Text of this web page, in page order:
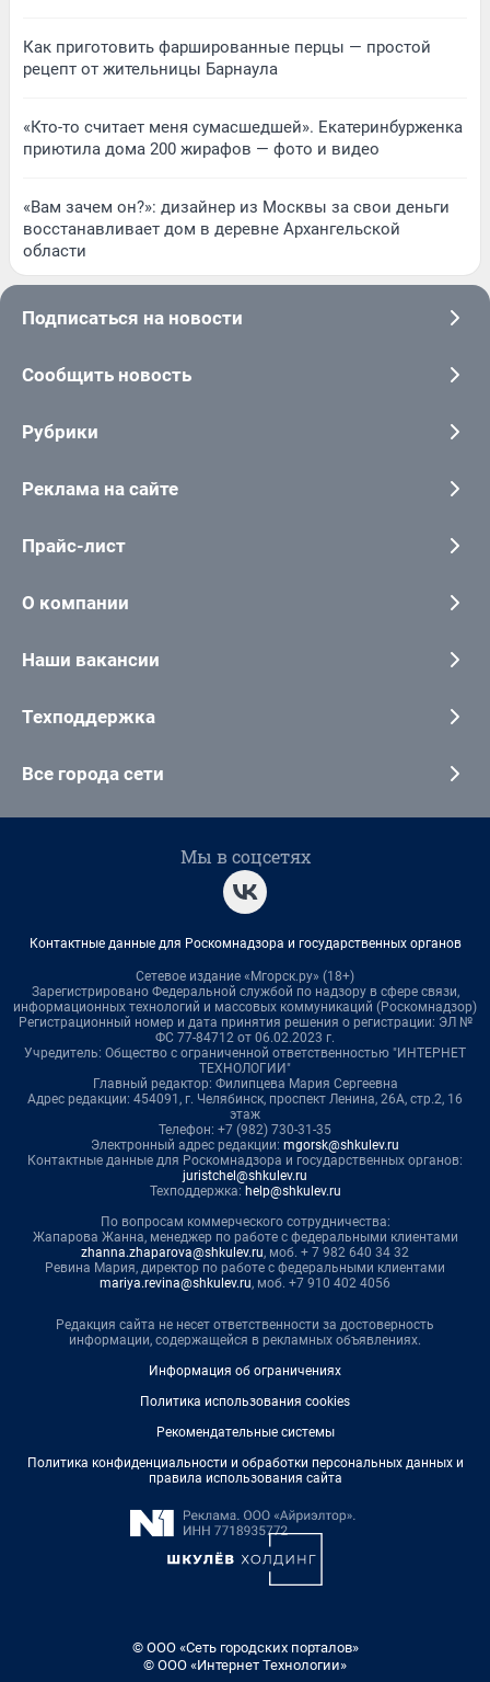
Как приготовить фаршированные перцы — простой
рецепт от жительницы Барнаула
«Кто-то считает меня сумасшедшей». Екатеринбурженка
приютила дома 200 жирафов — фото и видео
«Вам зачем он?»: дизайнер из Москвы за свои деньги
восстанавливает дом в деревне Архангельской
области
Подписаться на новости
Сообщить новость
Рубрики
Реклама на сайте
Прайс-лист
О компании
Наши вакансии
Техподдержка
Все города сети
Мы в соцсетях
Контактные данные для Роскомнадзора и государственных органов
Сетевое издание «Мгорск.ру» (18+)
Зарегистрировано Федеральной службой по надзору в сфере связи,
информационных технологий и массовых коммуникаций (Роскомнадзор)
Регистрационный номер и дата принятия решения о регистрации: ЭЛ №
ФС 77-84712 от 06.02.2023 г.
Учредитель: Общество с ограниченной ответственностью "ИНТЕРНЕТ
ТЕХНОЛОГИИ"
Главный редактор: Филипцева Мария Сергеевна
Адрес редакции: 454091, г. Челябинск, проспект Ленина, 26А, стр.2, 16
этаж
Телефон: +7 (982) 730-31-35
Электронный адрес редакции: mgorsk@shkulev.ru
Контактные данные для Роскомнадзора и государственных органов:
juristchel@shkulev.ru
Техподдержка: help@shkulev.ru
По вопросам коммерческого сотрудничества:
Жапарова Жанна, менеджер по работе с федеральными клиентами
zhanna.zhaparova@shkulev.ru, моб. + 7 982 640 34 32
Ревина Мария, директор по работе с федеральными клиентами
mariya.revina@shkulev.ru, моб. +7 910 402 4056
Редакция сайта не несет ответственности за достоверность
информации, содержащейся в рекламных объявлениях.
Информация об ограничениях
Политика использования cookies
Рекомендательные системы
Политика конфиденциальности и обработки персональных данных и
правила использования сайта
© ООО «Сеть городских порталов»
© ООО «Интернет Технологии»